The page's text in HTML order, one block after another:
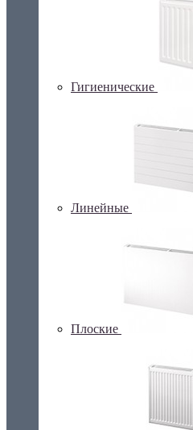
Гигиенические
Линейные
Плоские